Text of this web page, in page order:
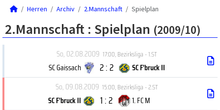
Herren Archiv 2.Mannschaft Spielplan
2.Mannschaft : Spielplan (2009/10)
So, 02.08.2009 17:00,Bezirksliga - 1.ST
SC Gaissach 2 : 2
SC F'bruck II
So, 09.08.2009 15:00,Bezirksliga - 2.ST
SC F'bruck II 1 : 2
1. FC M